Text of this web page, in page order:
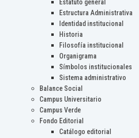
Estatuto general
Estructura Administrativa
Identidad institucional
Historia
Filosofía institucional
Organigrama
Símbolos institucionales
Sistema administrativo
Balance Social
Campus Universitario
Campus Verde
Fondo Editorial
Catálogo editorial